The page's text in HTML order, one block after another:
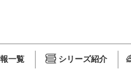
一覧 シリーズ紹介